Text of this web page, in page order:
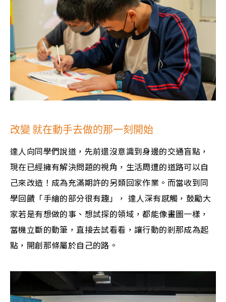
改變 就在動手去做的那一刻開始
達人向同學們說道，先前還沒意識到身邊的交通盲點，
現在已經擁有解決問題的視角，生活周遭的道路可以自
己來改造！成為充滿期許的另類回家作業。而當收到同
學回饋「手繪的部分很有趣」， 達人深有感觸，鼓勵大
家若是有想做的事、想試探的領域，都能像畫圖一樣，
當機立斷的動筆，直接去試看看，讓行動的剎那成為起
點，開創那條屬於自己的路。